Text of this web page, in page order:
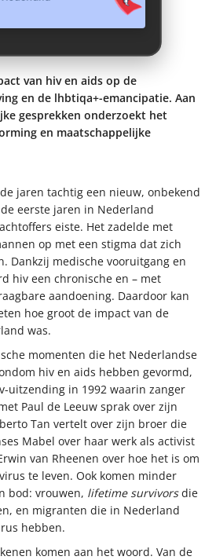
van hiv en aids op de
en de lhbtiqa+-emancipatie. Aan
gesprekken onderzoekt het
en maatschappelijke
jaren tachtig een nieuw, onbekend
eerste jaren in Nederland
eiste. Het zadelde met
op met een stigma dat zich
Dankzij medische vooruitgang en
hiv een chronische en – met
aandoening. Daardoor kan
hoe groot de impact van de
was.
momenten die het Nederlandse
hiv en aids hebben gevormd,
uitzending in 1992 waarin zanger
Paul de Leeuw sprak over zijn
Tan vertelt over zijn broer die
Mabel over haar werk als activist
van Rheenen over hoe het is om
te leven. Ook komen minder
bod: vrouwen, lifetime survivorsdie
en migranten die in Nederland
hebben.
komen aan het woord. Van de